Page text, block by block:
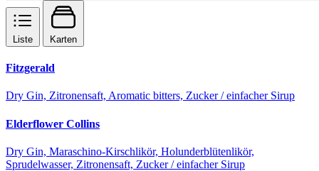
Liste Karten
Fitzgerald
Dry Gin, Zitronensaft, Aromatic bitters, Zucker / einfacher Sirup
Elderflower Collins
Dry Gin, Maraschino-Kirschlikör, Holunderblütenlikör,
Sprudelwasser, Zitronensaft, Zucker / einfacher Sirup